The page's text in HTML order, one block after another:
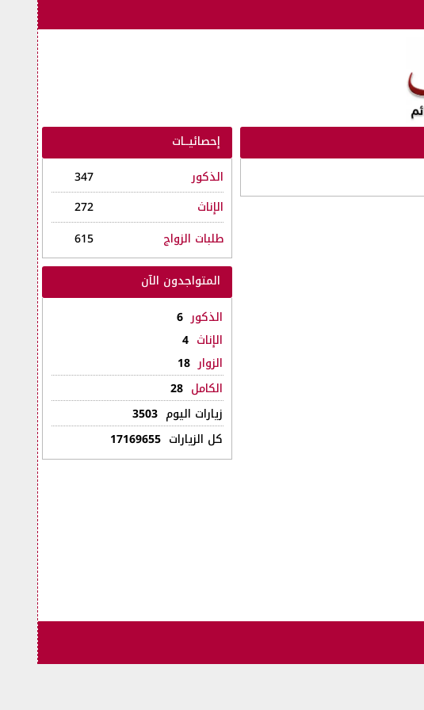
إحصائيــات
الذكور
347
الإناث
272
طلبات الزواج
615
المتواجدون الآن
الذكور 6
الإناث 4
الزوار 18
الكامل 28
زيارات اليوم3503
كل الزيارات17169655